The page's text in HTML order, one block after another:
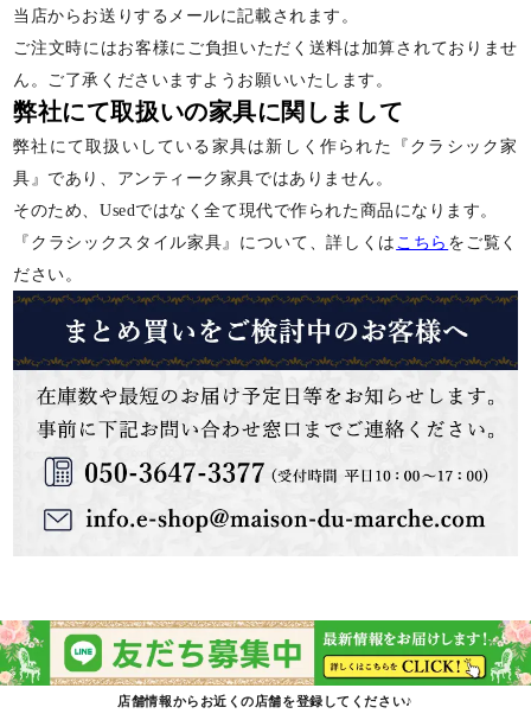
当店からお送りするメールに記載されます。
ご注文時にはお客様にご負担いただく送料は加算されておりませ
ん。ご了承くださいますようお願いいたします。
弊社にて取扱いの家具に関しまして
弊社にて取扱いしている家具は新しく作られた『クラシック家
具』であり、アンティーク家具ではありません。
そのため、Usedではなく全て現代で作られた商品になります。
『クラシックスタイル家具』について、詳しくは こちら をご覧く
ださい。
店舗情報からお近くの店舗を登録してください♪